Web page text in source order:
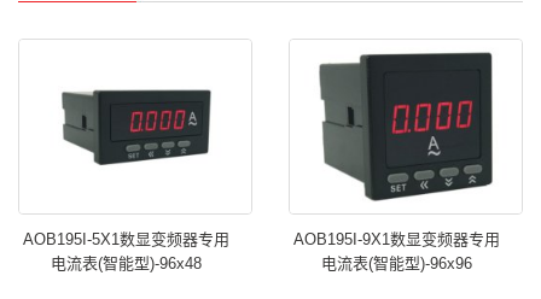
AOB195I-5X1数显变频器专用
电流表(智能型)-96x48
AOB195I-9X1数显变频器专用
电流表(智能型)-96x96